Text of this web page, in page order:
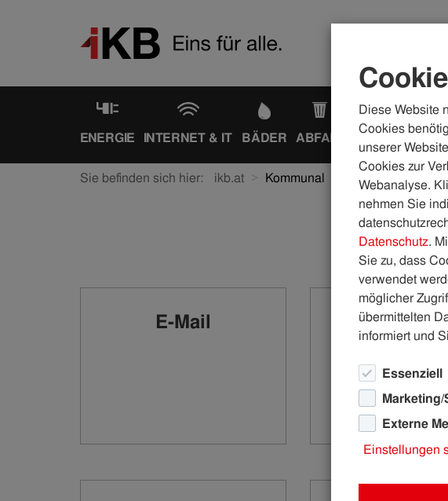
ENERGIE INTERNET & IT BÄDER ABFALL WASSER &
Sie befinden sich hier: ikb.at Kommunal
E-Mail
Diese Website
Cookies
unserer
Cookies zur
Webanalyse.
nehmen Sie
Datenschutz.
Sie zu, dass
verwendet
möglicher
übermittelten
informiert und
Essenziell
Externe
Einstellungen